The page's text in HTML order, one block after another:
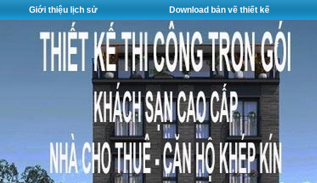
Giới thiệu lịch sử Download bản vẽ thiết kế